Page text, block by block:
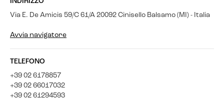
Via E. De Amicis 59/C 61/A 20092 Cinisello Balsamo (MI) - Italia
Avvia navigatore
TELEFONO
+39 02 6178857
+39 02 66017032
+39 02 61294593